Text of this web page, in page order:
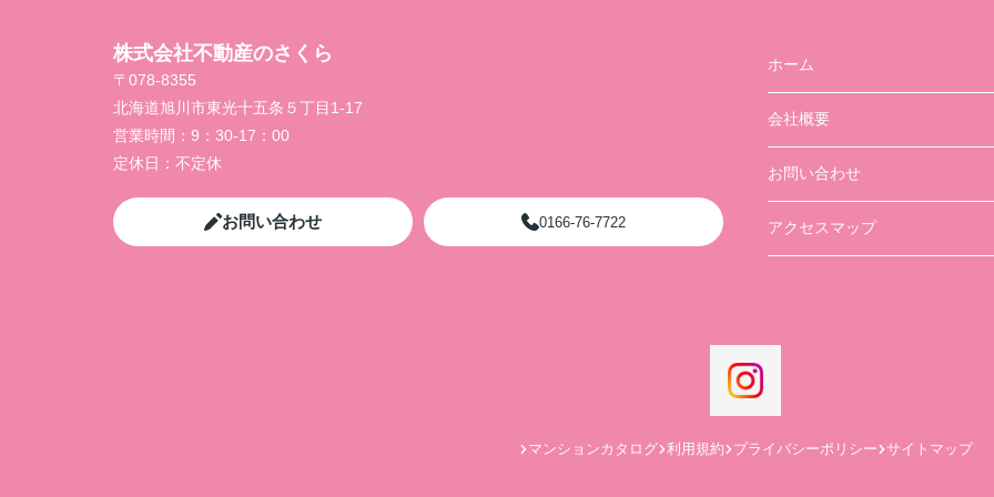
株式会社不動産のさくら
〒078-8355
北海道旭川市東光十五条５丁目1-17
営業時間： 9：30-17：00
定休日： 不定休
お問い合わせ 0166-76-7722
ホーム
会社概要
お問い合わせ
アクセスマップ
マンションカタログ 利用規約 プライバシーポリシー サイトマップ